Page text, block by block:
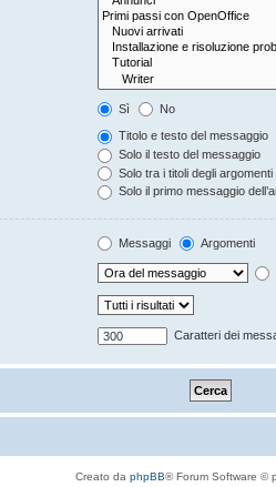
Sì No
Titolo e testo del messaggio
Solo il testo del messaggio
Solo tra i titoli degli argomenti
Solo il primo messaggio
Messaggi Argomenti
Caratteri dei
Creato da phpBB® Forum Software ©